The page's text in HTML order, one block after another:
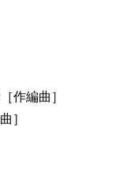
作編曲］
］